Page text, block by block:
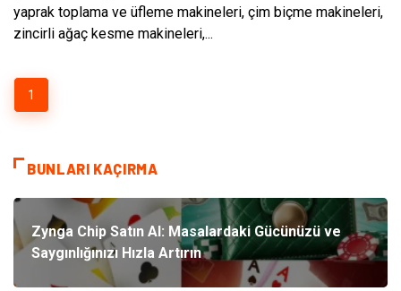
yaprak toplama ve üfleme makineleri, çim biçme makineleri,
zincirli ağaç kesme makineleri,...
1
BUNLARI KAÇIRMA
Zynga Chip Satın Al: Masalardaki Gücünüzü ve
Saygınlığınızı Hızla Artırın